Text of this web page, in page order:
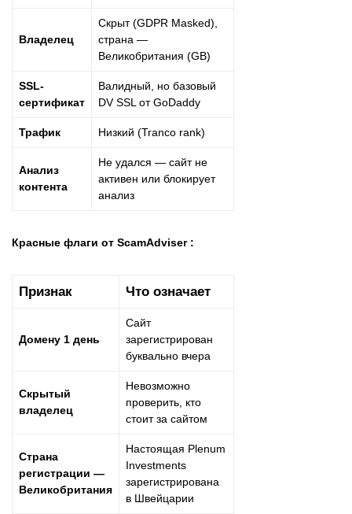
Владелец
Скрыт (GDPR Masked),
страна —
Великобритания (GB)
SSL-
сертификат
Валидный, но базовый
DV SSL от GoDaddy
Трафик Низкий (Tranco rank)
Анализ
контента
Не удался — сайт не
активен или блокирует
анализ
Красные флаги от ScamAdviser :
Признак Что означает
Домену 1 день
Сайт
зарегистрирован
буквально вчера
Скрытый
владелец
Невозможно
проверить, кто
стоит за сайтом
Страна
регистрации —
Великобритания
Настоящая Plenum
Investments
зарегистрирована
в Швейцарии